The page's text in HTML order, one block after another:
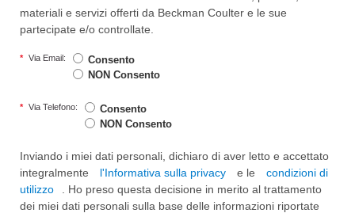
materiali e servizi offerti da Beckman Coulter e le sue
partecipate e/o controllate.
* Via Email:
Consento
NON Consento
* Via Telefono:
Consento
NON Consento
Inviando i miei dati personali, dichiaro di aver letto e accettato
integralmente
l'Informativa sulla privacy e le
condizioni di
utilizzo
. Ho preso questa decisione in merito al trattamento
dei miei dati personali sulla base delle informazioni riportate